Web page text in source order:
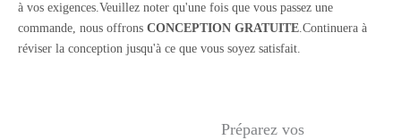
à vos exigences.Veuillez noter qu'une fois que vous passez une
commande, nous offrons CONCEPTION GRATUITE.Continuera à
réviser la conception jusqu'à ce que vous soyez satisfait.
Préparez vos